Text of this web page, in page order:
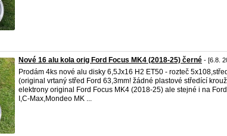
Nové 16 alu kola orig Ford Focus MK4 (2018-25) černé - [6.8.
Prodám 4ks nové alu disky 6,5Jx16 H2 ET50 - rozteč
(original vrtaný střed Ford 63,3mm! žádné plastové středící
elektrony original Ford Focus MK4 (2018-25) ale stejné i na
I,C-Max,Mondeo MK ...